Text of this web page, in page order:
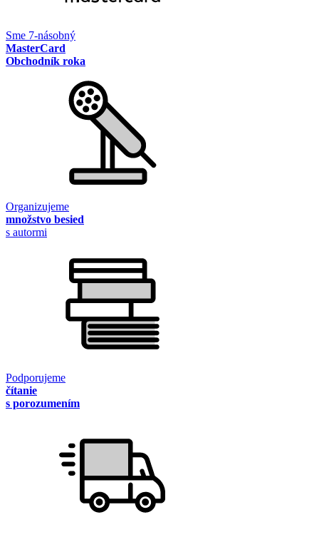
Sme 7-násobný
MasterCard
Obchodník roka
Organizujeme
množstvo besied
s autormi
Podporujeme
čítanie
s porozumením